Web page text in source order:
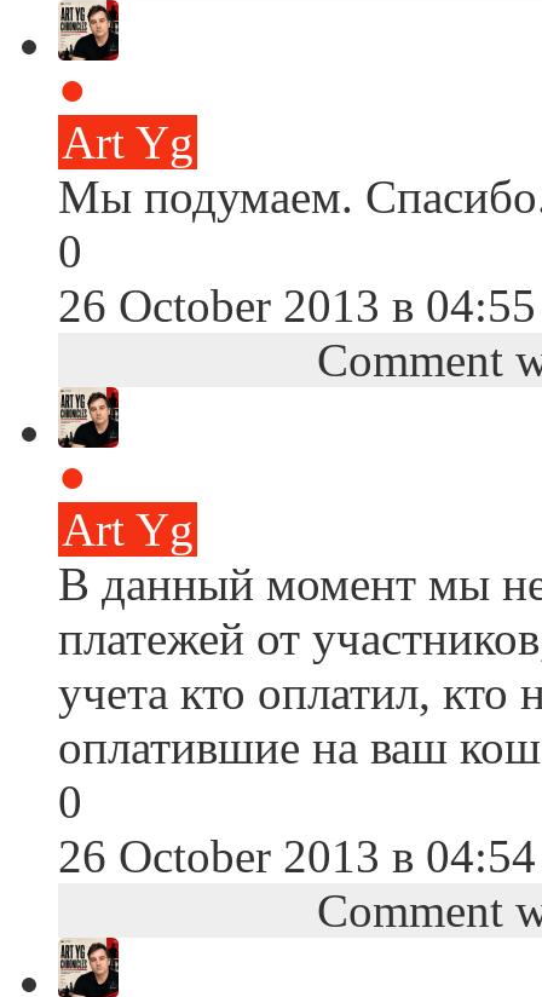
●
Art Yg
Мы подумаем.
0
26 October 2013 в 04:55
Comment
●
Art Yg
В данный момент мы не
платежей от
учета кто оплатил, кто
оплатившие на ваш
0
26 October 2013 в 04:54
Comment